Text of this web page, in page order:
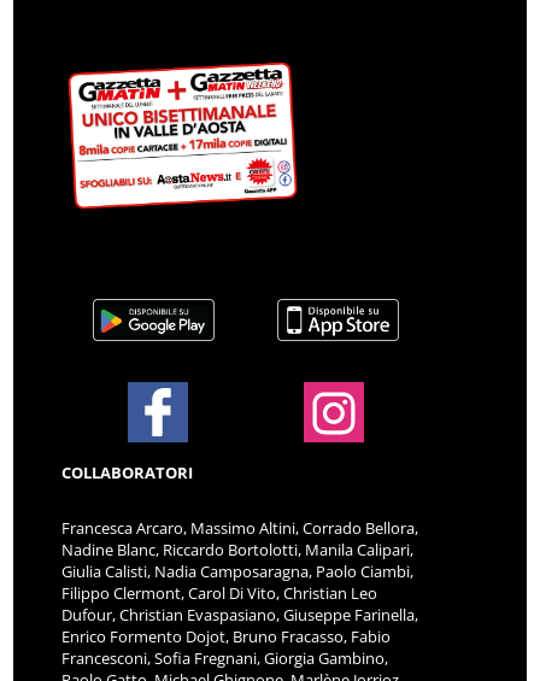
COLLABORATORI
Francesca Arcaro, Massimo Altini, Corrado Bellora,
Nadine Blanc, Riccardo Bortolotti, Manila Calipari,
Giulia Calisti, Nadia Camposaragna, Paolo Ciambi,
Filippo Clermont, Carol Di Vito, Christian Leo
Dufour, Christian Evaspasiano, Giuseppe Farinella,
Enrico Formento Dojot, Bruno Fracasso, Fabio
Francesconi, Sofia Fregnani, Giorgia Gambino,